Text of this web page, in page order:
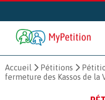
Accueil Pétitions
fermeture des Kassos de la